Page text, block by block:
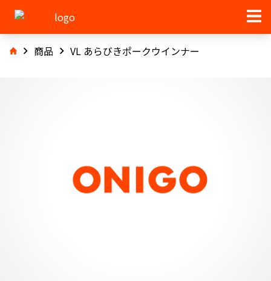
商品 VL あらびきポークウインナー